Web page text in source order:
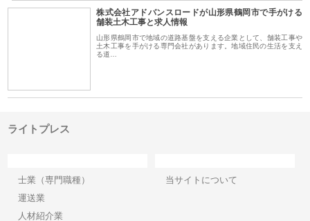
株式会社アドバンスロードが山形県鶴岡市で手がける
舗装土木工事と求人情報
山形県鶴岡市で地域の道路基盤を支える企業として、舗装工事や
土木工事を手がける専門会社があります。地域住民の生活を支え
る道…
ライトプレス
士業（専門職種）
運送業
人材紹介業
当サイトについて